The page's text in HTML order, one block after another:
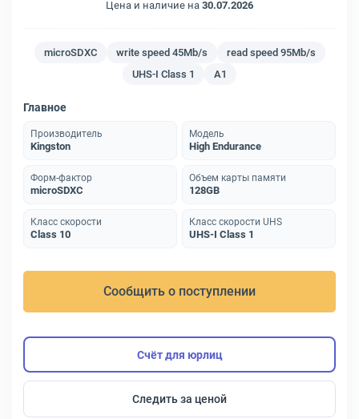
Цена и наличие на 30.07.2026
microSDXC write speed 45Mb/s
read speed 95Mb/s
UHS-I Class 1
A1
Главное
Производитель
Kingston
Модель
High Endurance
Форм-фактор
microSDXC
Объем карты памяти
128GB
Класс скорости
Class 10
Класс скорости UHS
UHS-I Class 1
Сообщить о поступлении
Счёт для юрлиц
Следить за ценой